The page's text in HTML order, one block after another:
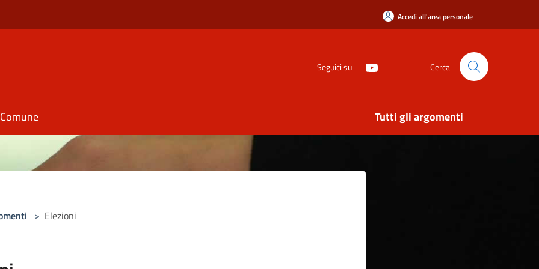
Accedi all'area personale
Seguici su Cerca
Tutti gli argomenti
> Elezioni